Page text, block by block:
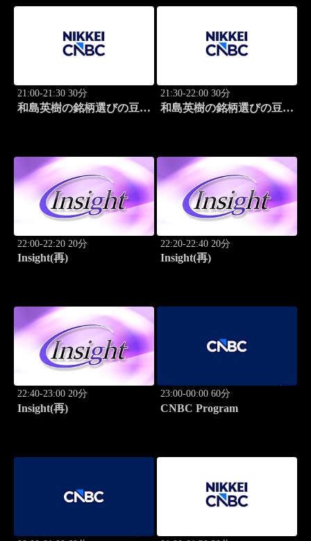
21:00-21:30 30分
和島英樹の銘柄選びの豆知
21:30-22:00 30分
和島英樹の銘柄選びの豆知
22:00-22:20 20分
Insight(再)
22:20-22:40 20分
Insight(再)
22:40-23:00 20分
Insight(再)
23:00-00:00 60分
CNBC Program